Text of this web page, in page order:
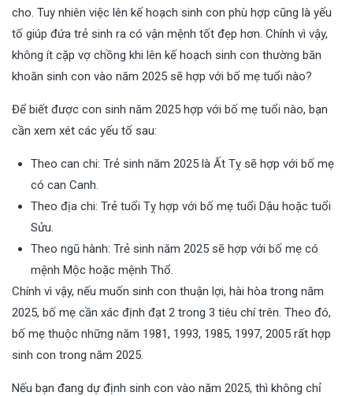
cho. Tuy nhiên việc lên kế hoạch sinh con phù hợp cũng là yếu
tố giúp đứa trẻ sinh ra có vận mệnh tốt đẹp hơn. Chính vì vậy,
không ít cặp vợ chồng khi lên kế hoạch sinh con thường băn
khoăn sinh con vào năm 2025 sẽ hợp với bố mẹ tuổi nào?
Để biết được con sinh năm 2025 hợp với bố mẹ tuổi nào, bạn
cần xem xét các yếu tố sau:
Theo can chi: Trẻ sinh năm 2025 là Ất Tỵ sẽ hợp với bố mẹ
có can Canh.
Theo địa chi: Trẻ tuổi Tỵ hợp với bố mẹ tuổi Dậu hoặc tuổi
Sửu.
Theo ngũ hành: Trẻ sinh năm 2025 sẽ hợp với bố mẹ có
mệnh Mộc hoặc mệnh Thổ.
Chính vì vậy, nếu muốn sinh con thuận lợi, hài hòa trong năm
2025, bố mẹ cần xác định đạt 2 trong 3 tiêu chí trên. Theo đó,
bố mẹ thuộc những năm 1981, 1993, 1985, 1997, 2005 rất hợp
sinh con trong năm 2025.
Nếu bạn đang dự định sinh con vào năm 2025, thì không chỉ